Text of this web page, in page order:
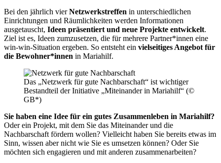
Bei den jährlich vierNetzwerkstreffen in unterschiedlichen
Einrichtungen und Räumlichkeiten werden Informationen
ausgetauscht, Ideen präsentiert und neue Projekte entwickelt.
Ziel ist es, Ideen zumzusetzen, die für mehrere Partner*innen eine
win-win-Situation ergeben. So entsteht ein vielseitiges Angebot für
die Bewohner*innen in Mariahilf.
Das „Netzwerk für gute Nachbarschaft“ ist wichtiger
Bestandteil der Initiative „Miteinander in Mariahilf“ (©
GB*)
Sie haben eine Idee für ein gutes Zusammenleben in Mariahilf?
Oder ein Projekt, mit dem Sie das Miteinander und die
Nachbarschaft fördern wollen? Vielleicht haben Sie bereits etwas im
Sinn, wissen aber nicht wie Sie es umsetzen können? Oder Sie
möchten sich engagieren und mit anderen zusammenarbeiten?